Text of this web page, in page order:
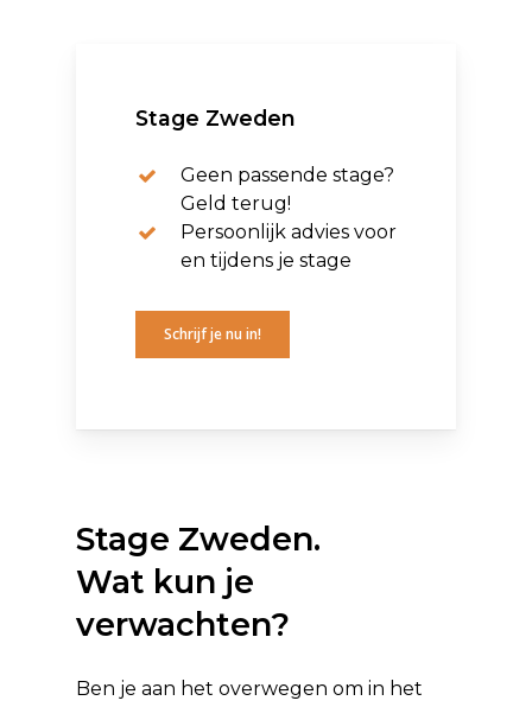
Stage Zweden.
Wat kun je
verwachten?
Ben je aan het overwegen om in het
Stage Zweden
Geen passende stage?
Geld terug!
Persoonlijk advies voor
en tijdens je stage
Schrijf je nu in!